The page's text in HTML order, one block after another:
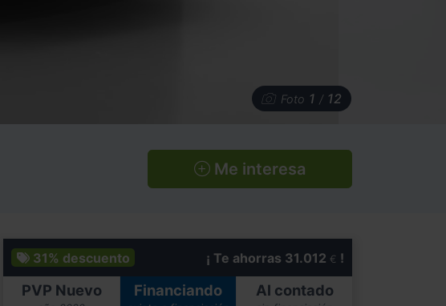
Foto 1 / 12
Me interesa
31% descuento ¡ Te ahorras 31.012 € !
PVP Nuevo Financiando Al contado